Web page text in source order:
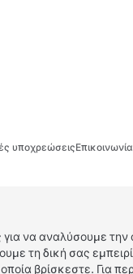
υποχρεώσειςΕπικοινωνία
να αναλύσουμε την
τη δική σας
βρίσκεστε. Για